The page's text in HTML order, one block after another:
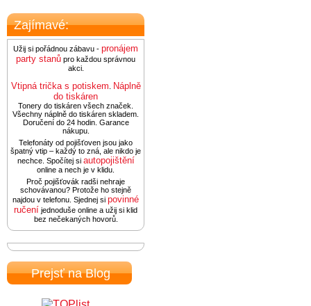
Zajímavé:
Užij si pořádnou zábavu - pronájem
party stanů pro každou správnou
akci.
Vtipná trička s potiskem Náplně
do tiskáren
Tonery do tiskáren všech značek.
Všechny náplně do tiskáren skladem.
Doručení do 24 hodin. Garance
nákupu.
Telefonáty od pojišťoven jsou jako
špatný vtip – každý to zná, ale nikdo je
nechce. Spočítej si autopojištění
online a nech je v klidu.
Proč pojišťovák radši nehraje
schovávanou? Protože ho stejně
najdou v telefonu. Sjednej si povinné
ručení jednoduše online a užij si klid
bez nečekaných hovorů.
Prejsť na Blog